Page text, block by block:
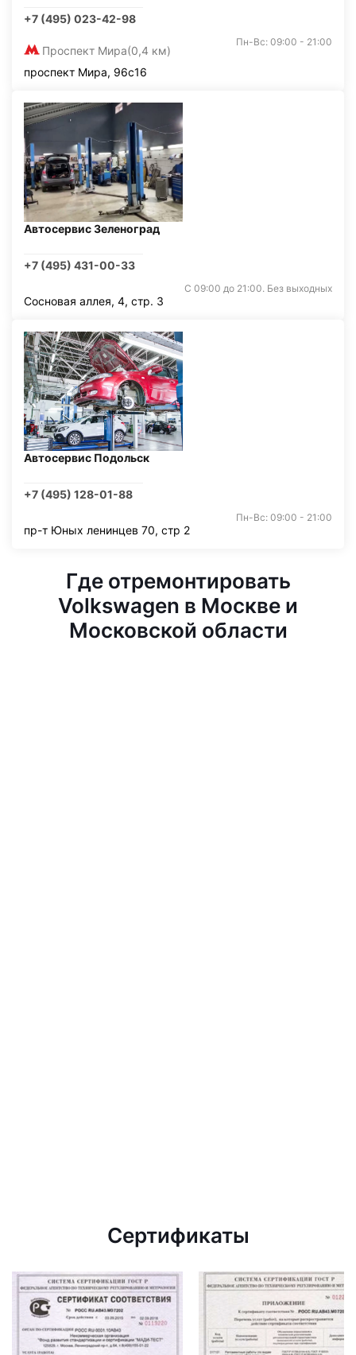
+7 (495) 023-42-98
Проспект Мира(0,4 км)
Пн-Вс: 09:00 - 21:00
проспект Мира, 96с16
Автосервис Зеленоград
+7 (495) 431-00-33
С 09:00 до 21:00. Без выходных
Сосновая аллея, 4, стр. 3
Автосервис Подольск
+7 (495) 128-01-88
Пн-Вс: 09:00 - 21:00
пр-т Юных ленинцев 70, стр 2
Где отремонтировать
Volkswagen в Москве и
Московской области
Сертификаты